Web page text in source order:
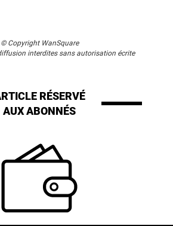
© Copyright WanSquare
interdites sans autorisation écrite
RÉSERVÉ
AUX ABONNÉS